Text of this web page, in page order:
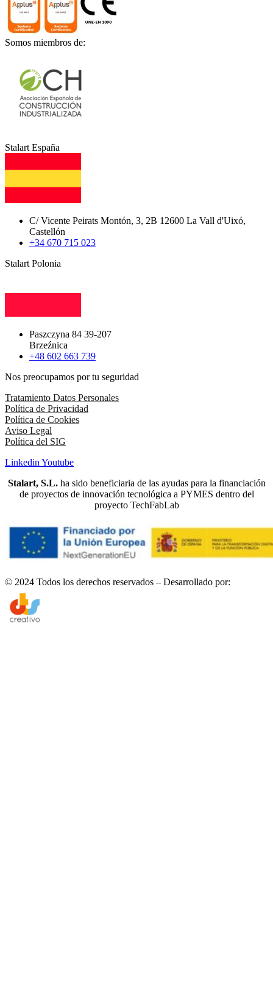
Somos miembros de:
Stalart España
C/ Vicente Peirats Montón, 3, 2B 12600 La Vall d'Uixó,
Castellón
+34 670 715 023
Stalart Polonia
Paszczyna 84 39-207
Brzeźnica
+48 602 663 739
Nos preocupamos por tu seguridad
Tratamiento Datos Personales
Política de Privacidad
Política de Cookies
Aviso Legal
Política del SIG
Linkedin Youtube
Stalart, S.L.ha sido beneficiaria de las ayudas para la financiación
de proyectos de innovación tecnológica a PYMES dentro del
proyecto TechFabLab
© 2024 Todos los derechos reservados – Desarrollado por: